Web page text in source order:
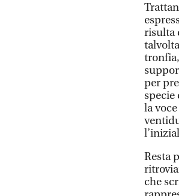
risulta
per
specie
la
Resta
che